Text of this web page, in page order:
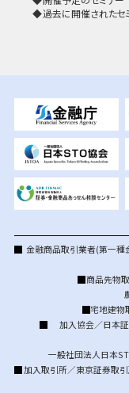
過去に開催されたセ
金融商品取引業者(第一種
商品先物
宅地建物
加入協会／日本
一般社団法人日本
加入取引所／東京証券取